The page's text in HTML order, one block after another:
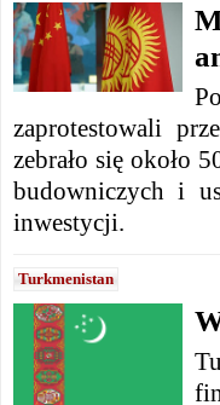
zaprotestowali
zebrało się około
budowniczych i
inwestycji.
Turkmenistan